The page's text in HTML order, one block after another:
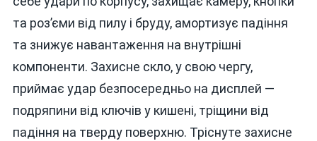
та роз’єми від пилу і бруду, амортизує падіння
та знижує навантаження на внутрішні
компоненти. Захисне скло, у свою чергу,
приймає удар безпосередньо на дисплей —
подряпини від ключів у кишені, тріщини від
падіння на тверду поверхню. Тріснуте захисне